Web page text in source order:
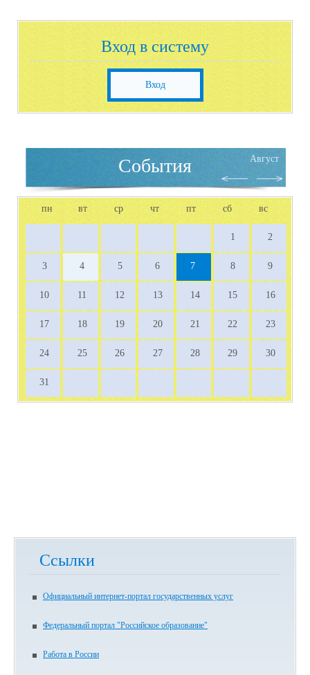
Вход в систему
Вход
События Август
пн вт ср чт пт сб вс
1 2
3 4 5 6 7 8 9
10 11 12 13 14 15 16
17 18 19 20 21 22 23
24 25 26 27 28 29 30
31
Ссылки
Официальный интернет-портал государственных услуг
Федеральный портал "Российское образование"
Работа в России